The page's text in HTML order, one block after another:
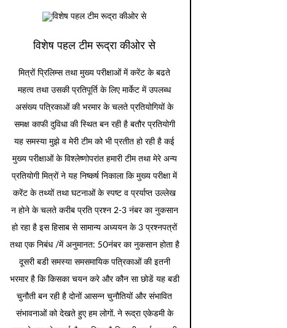
विशेष पहल टीम रूद्रा कीओर से
मित्रों प्रिलिम्स तथा मुख्य परीक्षाओं में करेंट के बढते
महत्व तथा उसकी प्रतिपूर्ति के लिए मार्केट में उपलब्ध
असंख्य पत्रिकाओं की भरमार के चलते प्रतियोगियों के
समक्ष काफी दुविधा की स्थित बन रही है बतौर प्रतियोगी
यह समस्या मुझे व मेरी टीम को भी प्रतीत हो रही है कई
मुख्य परीक्षाओं के विश्लेष्णोपरांत हमारी टीम तथा मेरे अन्य
प्रतियोगी मित्रों ने यह निष्कर्ष निकाला कि मुख्य परीक्षा में
करेंट के तथ्यों तथा घटनाओं के स्पष्ट व प्रर्याप्त उल्लेख
न होने के चलते करीब प्रति प्रश्न 2-3 नंबर का नुकसान
हो रहा है इस हिसाब से सामान्य अध्ययन के 3 प्रश्नपत्रों
तथा एक निबंध /में अनुमानत: 50नंबर का नुकसान होता है
दूसरी बडी समस्या समसमायिक पत्रिकाओं की इतनी
भरमार है कि किसका चयन करे और कौन सा छोडें यह बडी
चुनौती बन रही है दोनों आसन्न चुनौतियों और संभावित
संभावनाओं को देखते हुए हम लोगों. ने रूद्रा एकेडमी के